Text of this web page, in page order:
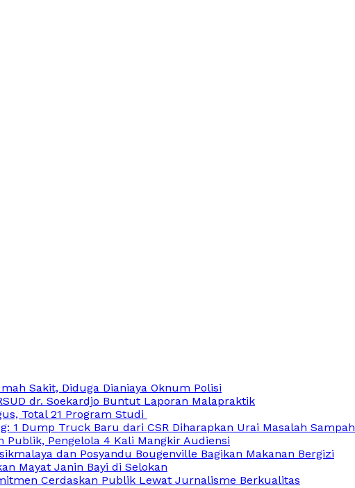
Sakit, Diduga Dianiaya Oknum Polisi
dr. Soekardjo Buntut Laporan Malapraktik
Total 21 Program Studi
1 Dump Truck Baru dari CSR Diharapkan Urai Masalah Sampah
Publik, Pengelola 4 Kali Mangkir Audiensi
dan Posyandu Bougenville Bagikan Makanan Bergizi
Mayat Janin Bayi di Selokan
Cerdaskan Publik Lewat Jurnalisme Berkualitas